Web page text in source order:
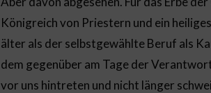
Königreich von Priestern und ein
älter als der selbstgewählte Beruf als
dem gegenüber am Tage der
vor uns hintreten und nicht länger